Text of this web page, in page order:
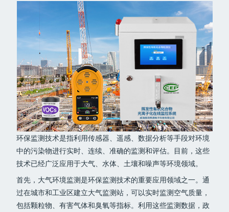
环保监测技术是指利用传感器、遥感、数据分析等手段对环境
中的污染物进行实时、连续、准确的监测和评估。目前，这些
技术已经广泛应用于大气、水体、土壤和噪声等环境领域。
首先，大气环境监测是环保监测技术的重要应用领域之一。通
过在城市和工业区建立大气监测站，可以实时监测空气质量，
包括颗粒物、有害气体和臭氧等指标。利用这些监测数据，政